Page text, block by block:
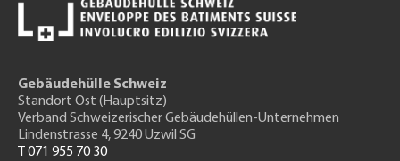
Gebäudehülle Schweiz
Standort Ost (Hauptsitz)
Verband Schweizerischer Gebäudehüllen-Unternehmen
Lindenstrasse 4, 9240 Uzwil SG
T 071 955 70 30